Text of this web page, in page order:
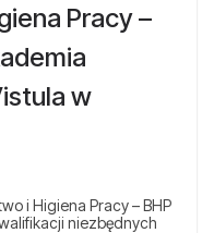
Pracy –
w
i Higiena Pracy – BHP
niezbędnych